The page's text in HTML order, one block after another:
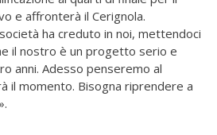
e affronterà il Cerignola.
ha creduto in noi, mettendoci
il nostro è un progetto serio e
anni. Adesso penseremo al
il momento. Bisogna riprendere a